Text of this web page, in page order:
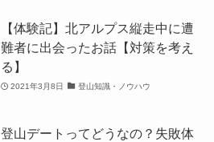
【体験記】北アルプス縦走中に遭
難者に出会ったお話【対策を考え
る】
2021年3月8日 登山知識・ノウハウ
登山デートってどうなの？失敗体